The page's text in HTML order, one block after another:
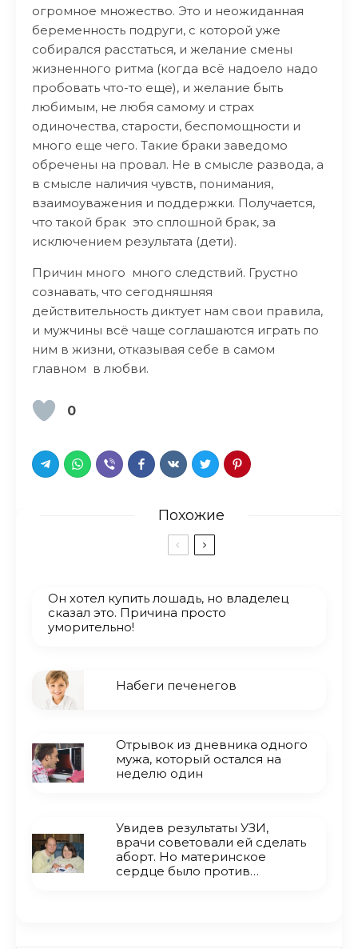
огромное множество. Это и неожиданная
беременность подруги, с которой уже
собирался расстаться, и желание смены
жизненного ритма (когда всё надоело надо
пробовать что-то еще), и желание быть
любимым, не любя самому и страх
одиночества, старости, беспомощности и
много еще чего. Такие браки заведомо
обречены на провал. Не в смысле развода, а
в смысле наличия чувств, понимания,
взаимоуважения и поддержки. Получается,
что такой брак это сплошной брак, за
исключением результата (дети).
Причин много много следствий. Грустно
сознавать, что сегодняшняя
действительность диктует нам свои правила,
и мужчины всё чаще соглашаются играть по
ним в жизни, отказывая себе в самом
главном в любви.
0
Похожие
Он хотел купить лошадь, но владелец
сказал это. Причина просто
уморительно!
Набеги печенегов
Отрывок из дневника одного
мужа, который остался на
неделю один
Увидев результаты УЗИ,
врачи советовали ей сделать
аборт. Но материнское
сердце было против…